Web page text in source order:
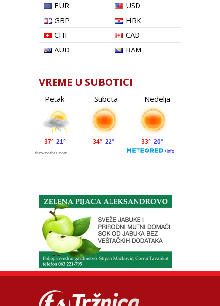
EUR
USD
GBP
HRK
CHF
CAD
AUD
BAM
VREME U SUBOTICI
Petak Subota Nedelja